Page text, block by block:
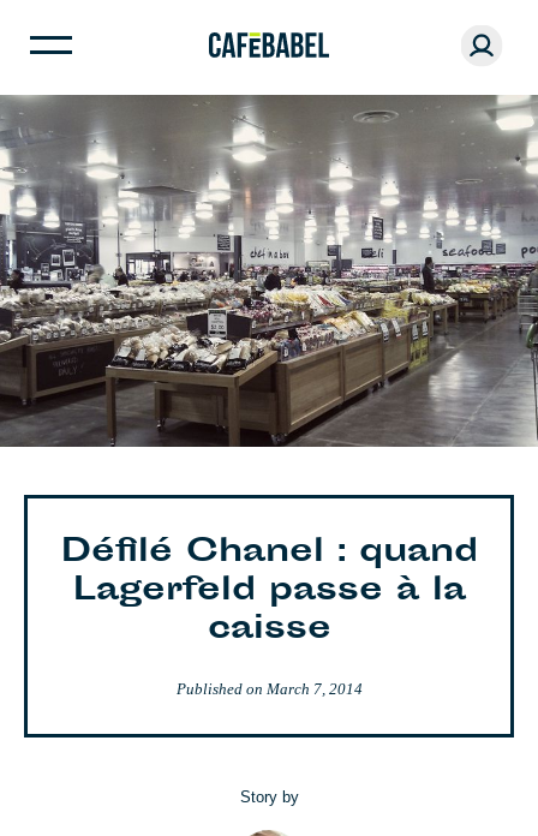
Défilé Chanel : quand
Lagerfeld passe à la
caisse
Published on March 7, 2014
Story by